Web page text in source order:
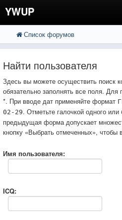
YWUP
FAQ
Вход
Список форумов
Найти пользователя
Здесь вы можете осуществить поиск
обязательно заполнять все поля. Для
*. При вводе дат применяйте формат
02-29. Отметьте галочкой одного
предыдущая форма допускает
кнопку «Выбрать отмеченных», чтобы
Имя пользователя:
ICQ: